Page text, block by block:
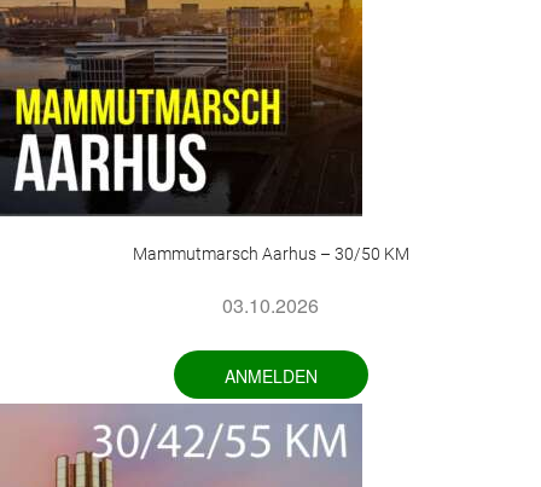
Mammutmarsch Aarhus – 30/50 KM
03.10.2026
ANMELDEN